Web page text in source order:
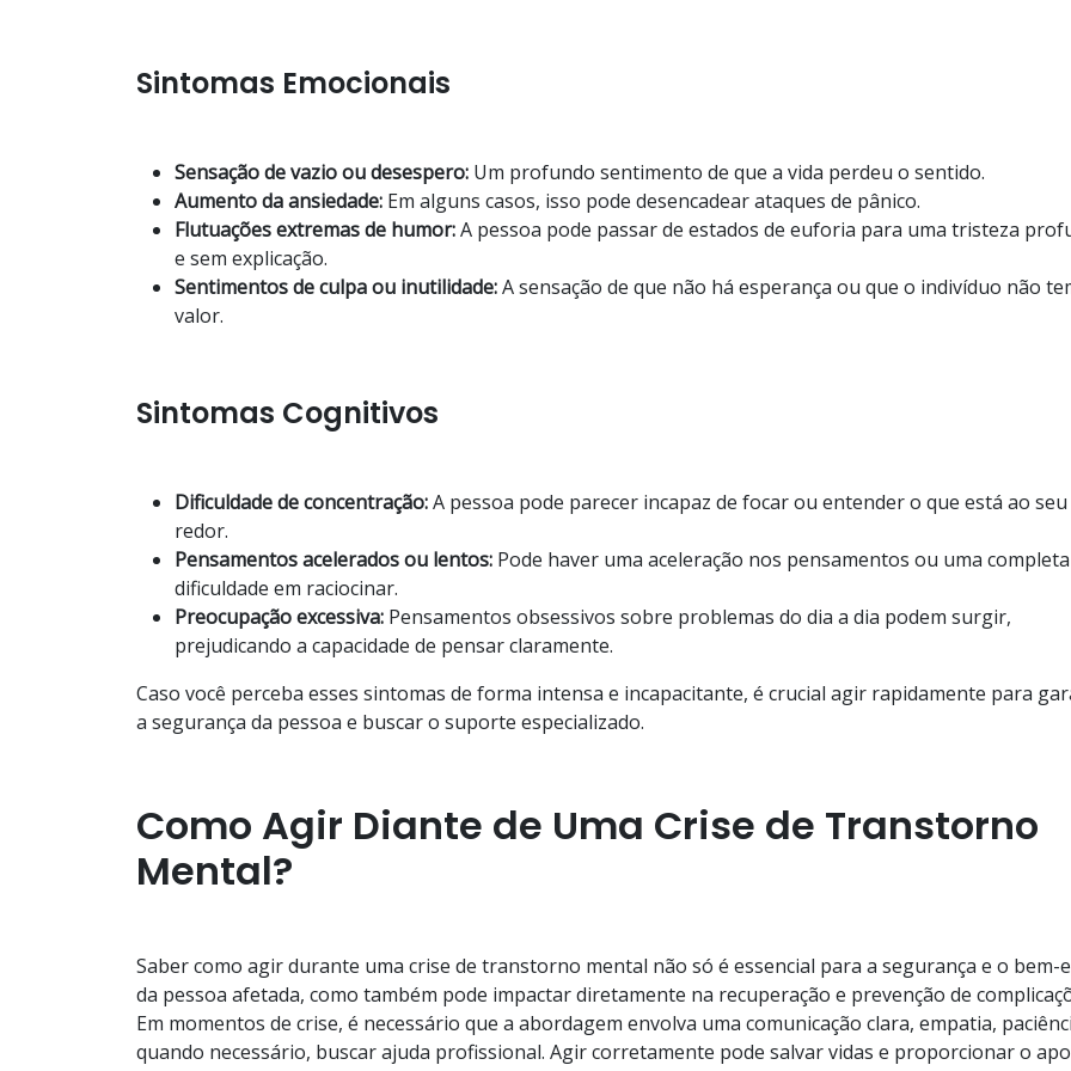
Sintomas Emocionais
Sensação de vazio ou desespero: Um profundo sentimento de que a vida perdeu o sentido.
Aumento da ansiedade: Em alguns casos, isso pode desencadear ataques de pânico.
Flutuações extremas de humor:A pessoa pode passar de estados de euforia para uma tristeza
e sem explicação.
Sentimentos de culpa ou inutilidade:A sensação de que não há esperança ou que o indivíduo não
valor.
Sintomas Cognitivos
Dificuldade de concentração:A pessoa pode parecer incapaz de focar ou entender o que está ao seu
redor.
Pensamentos acelerados ou lentos: Pode haver uma aceleração nos pensamentos ou uma completa
dificuldade em raciocinar.
Preocupação excessiva: Pensamentos obsessivos sobre problemas do dia a dia podem surgir,
prejudicando a capacidade de pensar claramente.
Caso você perceba esses sintomas de forma intensa e incapacitante, é crucial agir rapidamente para
a segurança da pessoa e buscar o suporte especializado.
Como Agir Diante de Uma Crise de Transtorno
Mental?
Saber como agir durante uma crise de transtorno mental não só é essencial para a segurança e o bem-
da pessoa afetada, como também pode impactar diretamente na recuperação e prevenção de
Em momentos de crise, é necessário que a abordagem envolva uma comunicação clara, empatia,
quando necessário, buscar ajuda profissional. Agir corretamente pode salvar vidas e proporcionar o